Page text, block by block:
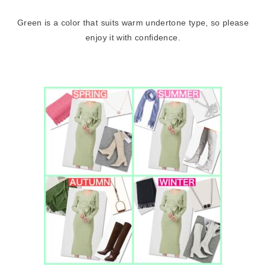
Green is a color that suits warm undertone type, so please
enjoy it with confidence.